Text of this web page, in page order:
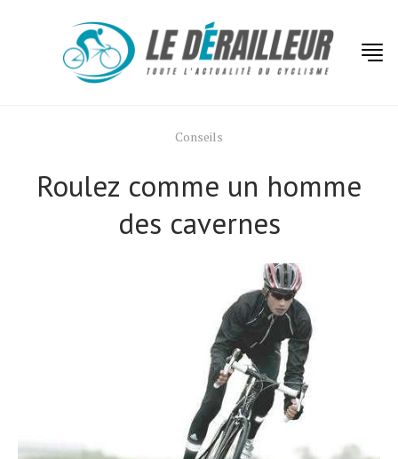
Conseils
Roulez comme un homme
des cavernes